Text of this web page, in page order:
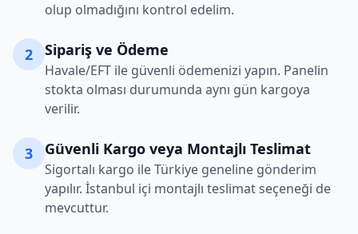
olup olmadığını kontrol edelim.
2 Sipariş ve Ödeme
Havale/EFT ile güvenli ödemenizi yapın. Panelin
stokta olması durumunda aynı gün kargoya
verilir.
3 Güvenli Kargo veya Montajlı Teslimat
Sigortalı kargo ile Türkiye geneline gönderim
yapılır. İstanbul içi montajlı teslimat seçeneği de
mevcuttur.